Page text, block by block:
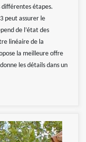
étapes.
peut assurer le
de l’état des
linéaire de la
la meilleure offre
les détails dans un